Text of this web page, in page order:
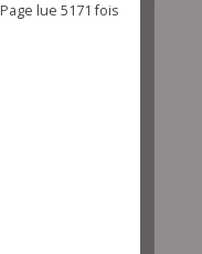
Page lue 5171 fois